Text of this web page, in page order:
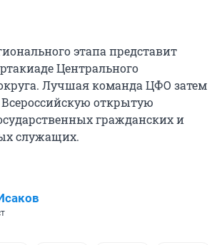
этапа представит
Центрального
Лучшая команда ЦФО затем
открытую
гражданских и
служащих.